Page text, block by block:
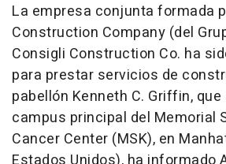
La empresa conjunta formada
Construction Company (del
Consigli Construction Co. ha
para prestar servicios de
pabellón Kenneth C. Griffin,
campus principal del Memorial
Cancer Center (MSK), en